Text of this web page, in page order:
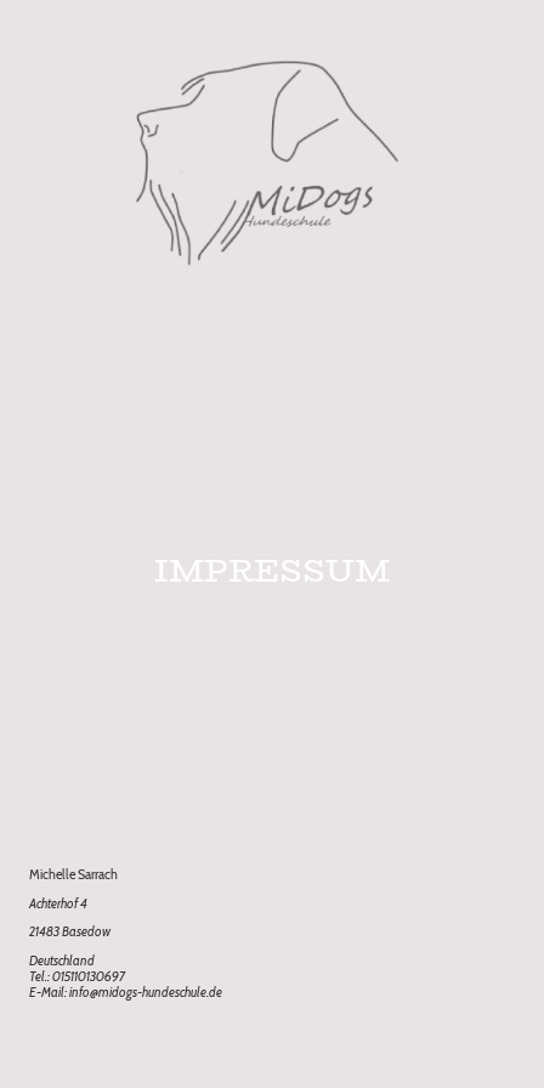
IMPRESSUM
Michelle Sarrach
Achterhof 4
21483 Basedow
Deutschland
Tel.: 015110130697
E-Mail: info@midogs-hundeschule.de